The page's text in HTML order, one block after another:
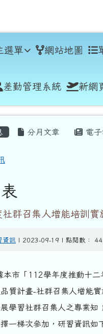
學
選單 網站地圖
差勤管理系統 新網
域分月文章 電
群召集人增能培訓實
資訊| 2023-09-19 | 點閱數：
本市「112學年度推動十
質計畫-社群召集人增能
學習社群召集人之專業
一梯次參加，研習資訊